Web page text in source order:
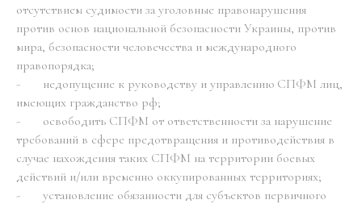
отсутствием судимости за уголовные правонарушения
против основ национальной безопасности Украины, против
мира, безопасности человечества и международного
правопорядка;
- недопущение к руководству и управлению СПФМ лиц,
имеющих гражданство рф;
- освободить СПФМ от ответственности за нарушение
требований в сфере предотвращения и противодействия в
случае нахождения таких СПФМ на территории боевых
действий и/или временно оккупированных территориях;
- установление обязанности для субъектов первичного